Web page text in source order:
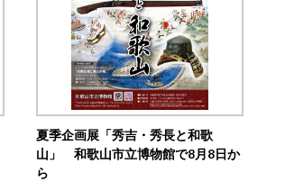
夏季企画展「秀吉・秀長と和歌
山」 和歌山市立博物館で8月8日か
ら